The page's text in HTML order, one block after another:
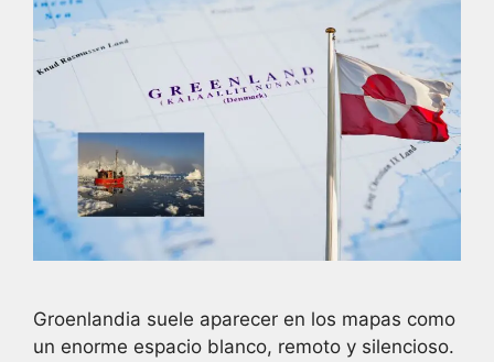
Groenlandia suele aparecer en los mapas como
un enorme espacio blanco, remoto y silencioso.